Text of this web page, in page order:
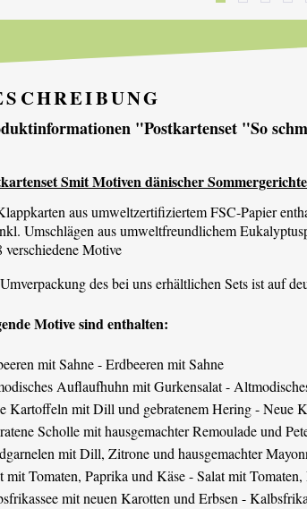
"Postkartenset "So
Smit Motiven dänischer Sommergerichte
aus umweltzertifiziertem FSC-Papier
Umschlägen aus umweltfreundlichem
verschiedene Motive
des bei uns erhältlichen Sets ist auf
Motive sind enthalten:
mit Sahne - Erdbeeren mit Sahne
Auflaufhuhn mit Gurkensalat -
Kartoffeln mit Dill und gebratenem Hering - Neue
Scholle mit hausgemachter Remoulade und
mit Dill, Zitrone und hausgemachter
mit Tomaten, Paprika und Käse - Salat mit
mit neuen Karotten und Erbsen -